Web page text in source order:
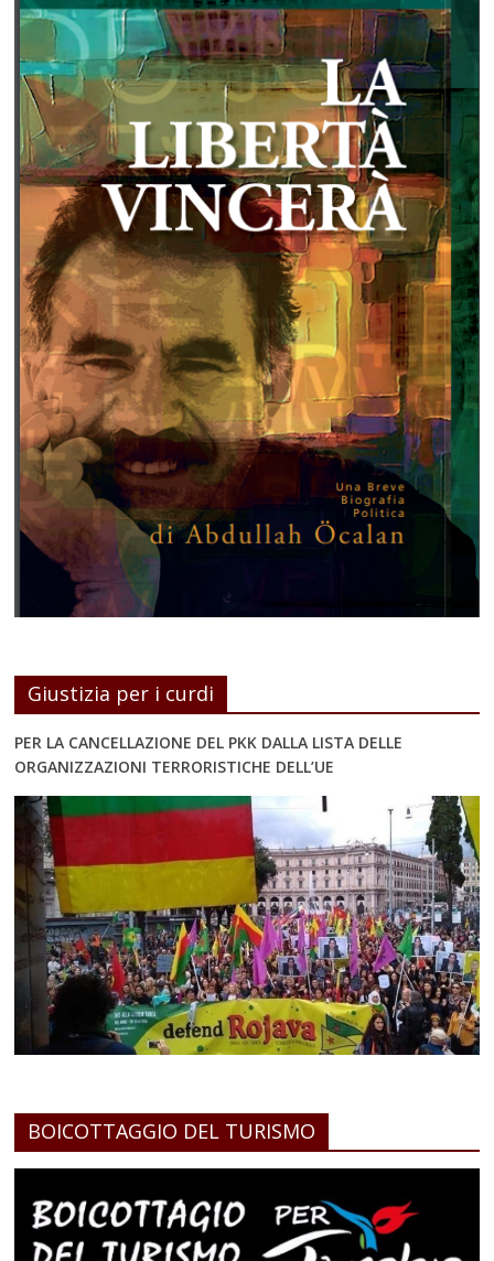
Giustizia per i curdi
PER LA CANCELLAZIONE DEL PKK DALLA LISTA DELLE
ORGANIZZAZIONI TERRORISTICHE DELL’UE
BOICOTTAGGIO DEL TURISMO